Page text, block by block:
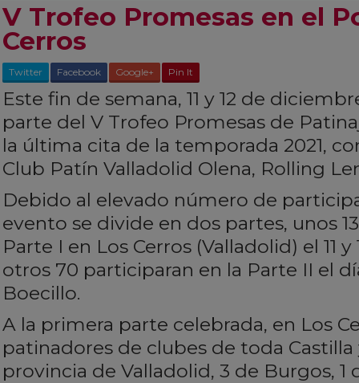
V Trofeo Promesas en el
Cerros
Twitter Facebook Google+ Pin It
Este fin de semana, 11 y 12 de
parte del V Trofeo Promesas de
la última cita de la temporada 2021,
Club Patín Valladolid Olena, Rolling
Debido al elevado número de
evento se divide en dos partes, unos
Parte I en Los Cerros (Valladolid) el 11
otros 70 participaran en la Parte II el
Boecillo.
A la primera parte celebrada, en Los
patinadores de clubes de toda Castilla
provincia de Valladolid, 3 de Burgos, 1